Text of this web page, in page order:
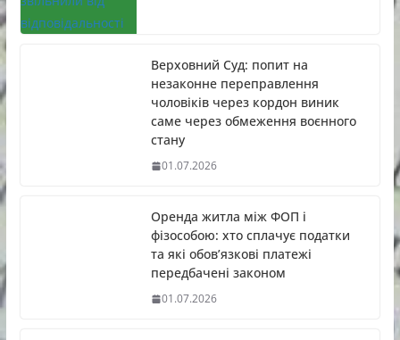
Верховний Суд: попит на
незаконне переправлення
чоловіків через кордон виник
саме через обмеження воєнного
стану
01.07.2026
Оренда житла між ФОП і
фізособою: хто сплачує податки
та які обов’язкові платежі
передбачені законом
01.07.2026